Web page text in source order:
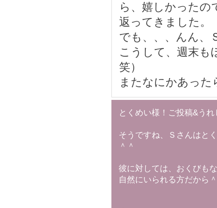
ら、嬉しかったの
返ってきました。
でも、、、んん、
こうして、週末も
笑）
またなにかあっ
とくめい様！ご投稿&う
そうですね、Ｓさんはと
＾＾
彼に対しては、おくびも
自然にいられる方だから